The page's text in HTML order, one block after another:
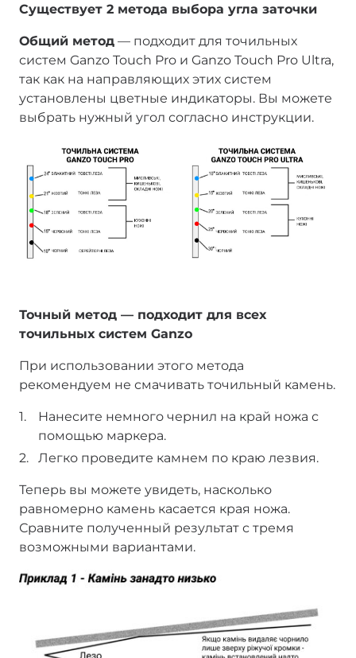
Существует 2 метода выбора угла заточки
Общий метод — подходит для точильных
систем Ganzo Touch Pro и Ganzo Touch Pro Ultra,
так как на направляющих этих систем
установлены цветные индикаторы. Вы можете
выбрать нужный угол согласно инструкции.
Точный метод — подходит для всех
точильных систем Ganzo
При использовании этого метода
рекомендуем не смачивать точильный камень.
Нанесите немного чернил на край ножа с
помощью маркера.
Легко проведите камнем по краю лезвия.
Теперь вы можете увидеть, насколько
равномерно камень касается края ножа.
Сравните полученный результат с тремя
возможными вариантами.